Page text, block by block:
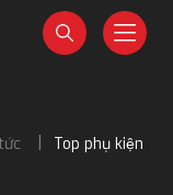
Top phụ kiện